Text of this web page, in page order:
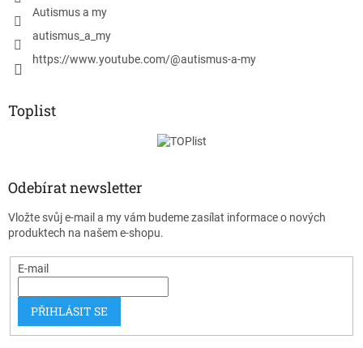
Autismus a my
autismus_a_my
https://www.youtube.com/@autismus-a-my
Toplist
Odebírat newsletter
Vložte svůj e-mail a my vám budeme zasílat informace o nových
produktech na našem e-shopu.
E-mail
PŘIHLÁSIT SE